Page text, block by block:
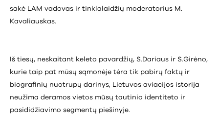
sakė LAM vadovas ir tinklalaidžių moderatorius M.
Kavaliauskas.
Iš tiesų, neskaitant keleto pavardžių, S.Dariaus ir S.Girėno,
kurie taip pat mūsų sąmonėje tėra tik pabirų faktų ir
biografinių nuotrupų darinys, Lietuvos aviacijos istorija
neužima deramos vietos mūsų tautinio identiteto ir
pasididžiavimo segmentų piešinyje.